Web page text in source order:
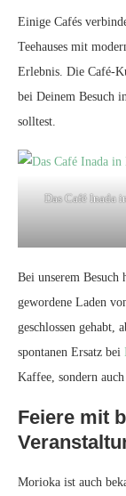
Einige Cafés
Teehauses mit
Erlebnis. Die Café-
bei Deinem Besuch
solltest.
Das Café Inada
Bei unserem
gewordene Laden
geschlossen gehabt,
spontanen Ersatz bei
Kaffee, sondern
Feiere mit
Morioka ist auch